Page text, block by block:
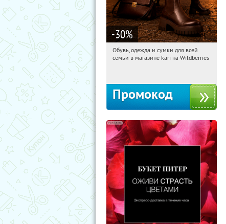
-30%
01:31:55 Получили:
Обувь, одежда и сумки для всей
семьи в магазине kari на Wildberries
Промокод